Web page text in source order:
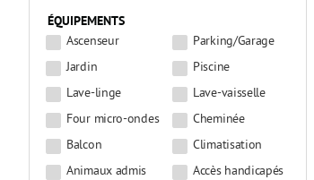
ÉQUIPEMENTS
Ascenseur
Parking/Garage
Jardin
Piscine
Lave-linge
Lave-vaisselle
Four micro-ondes
Cheminée
Balcon
Climatisation
Animaux admis
Accès handicapés